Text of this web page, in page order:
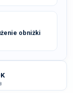
obniżki